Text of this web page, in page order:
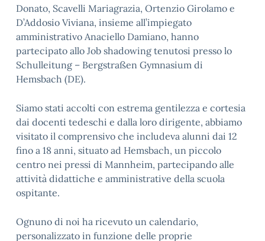
Donato, Scavelli Mariagrazia, Ortenzio Girolamo e
D’Addosio Viviana, insieme all’impiegato
amministrativo Anaciello Damiano, hanno
partecipato allo Job shadowing tenutosi presso lo
Schulleitung – Bergstraßen Gymnasium di
Hemsbach (DE).
Siamo stati accolti con estrema gentilezza e cortesia
dai docenti tedeschi e dalla loro dirigente, abbiamo
visitato il comprensivo che includeva alunni dai 12
fino a 18 anni, situato ad Hemsbach, un piccolo
centro nei pressi di Mannheim, partecipando alle
attività didattiche e amministrative della scuola
ospitante.
Ognuno di noi ha ricevuto un calendario,
personalizzato in funzione delle proprie